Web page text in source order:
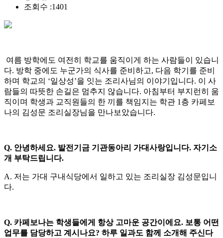
조회수 :1401
여름 방학에도 여전히 학교를 움직이게 하는 사람들이 있습니
다. 방학 중에도 누군가의 식사를 준비하고, 다음 학기를 준비
하며 학교의 ‘일상성’을 잇는 조리사님의 이야기입니다. 이 사
람들의 따뜻한 손길은 멈추지 않습니다. 아침부터 부지런히 움
직이며 학생과 교직원들의 한 끼를 책임지는 학관 1층 카페보
나의 김성문 조리실장님을 만나보았습니다.
Q. 안녕하세요. 발전기금 기관동아리 가대사랑입니다. 자기소
개 부탁드립니다.
A. 저는 가대 구내식당에서 일하고 있는 조리실장 김성문입니
다.
Q. 카페보나는 학생들에게 항상 고마운 공간이에요. 보통 어떤
업무를 담당하고 계시나요? 하루 일과도 함께 소개해 주신다